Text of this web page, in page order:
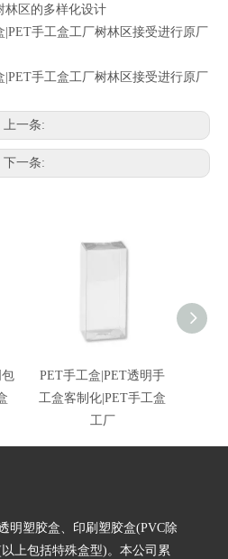
林区的多样化设计
|PET手工盒工厂树林区接受进行原厂
|PET手工盒工厂树林区接受进行原厂
上一条:
下一条:
PET手工盒|PET透明手
工盒客制化|PET手工盒
工厂
明塑胶盒、印刷塑胶盒(PVC除
上包括特殊盒型)。本公司累